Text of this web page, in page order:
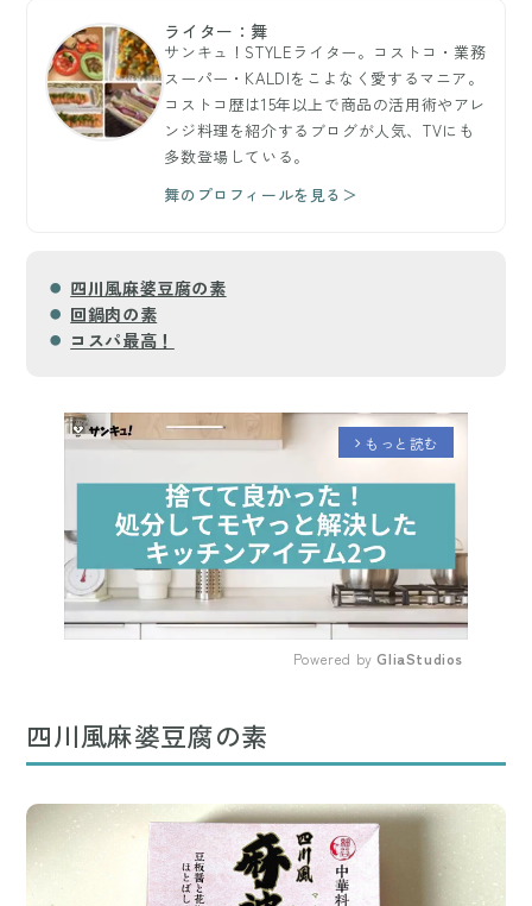
ライター：舞
サンキュ！STYLEライター。コストコ・業務
スーパー・KALDIをこよなく愛するマニア。
コストコ歴は15年以上で商品の活用術やアレ
ンジ料理を紹介するブログが人気、TVにも
多数登場している。
舞のプロフィールを見る＞
四川風麻婆豆腐の素
回鍋肉の素
コスパ最高！
arrow_forward_ios もっと読む
Powered by GliaStudios
四川風麻婆豆腐の素